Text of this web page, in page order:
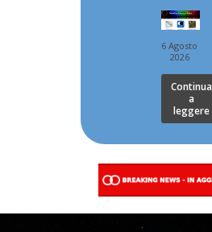
6 Agosto
2026
Continua
a
leggere